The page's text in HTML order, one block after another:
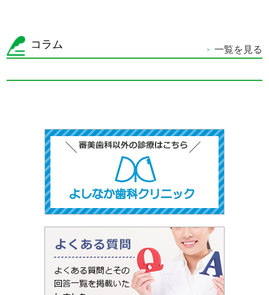
コラム 一覧を見る